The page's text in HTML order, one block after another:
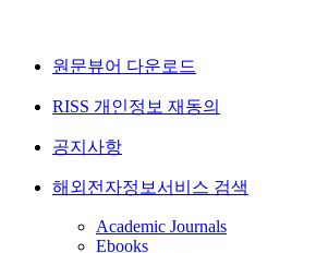
원문뷰어 다운로드
RISS 개인정보 재동의
공지사항
해외전자정보서비스 검색
Academic Journals
Ebooks